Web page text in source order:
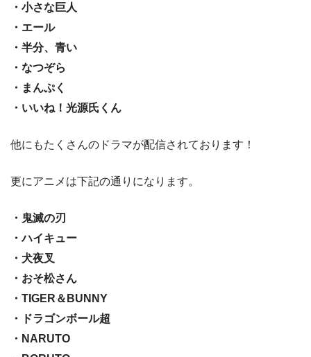
・小さな巨人
・エール
・半分、青い
・なつぞら
・まんぷく
・いいね！光源氏くん
他にもたくさんのドラマが配信されております！
更にアニメは下記の通りになります。
・鬼滅の刃
・ハイキュー
・犬夜叉
・おそ松さん
・TIGER＆BUNNY
・ドラゴンボール超
・NARUTO